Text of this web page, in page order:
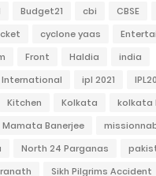
Budget21 cbi CBSE
cyclone yaas
Front Haldia
india
International ipl 2021
Kitchen Kolkata
kolkata
Mamata Banerjee
North 24 Parganas
Sikh Pilgrims Accident